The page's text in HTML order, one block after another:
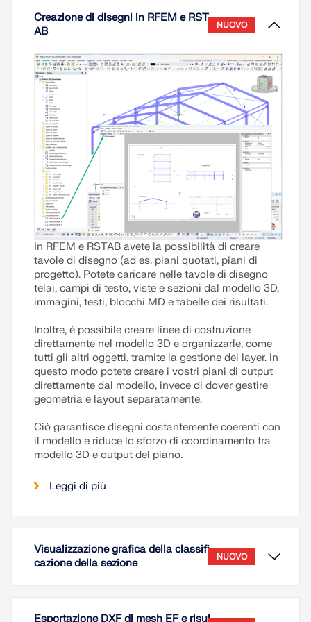
Creazione di disegni in RFEM e RST
AB
NUOVO
In RFEM e RSTAB avete la possibilità di creare
tavole di disegno (ad es. piani quotati, piani di
progetto). Potete caricare nelle tavole di disegno
telai, campi di testo, viste e sezioni dal modello 3D,
immagini, testi, blocchi MD e tabelle dei risultati.
Inoltre, è possibile creare linee di costruzione
direttamente nel modello 3D e organizzarle, come
tutti gli altri oggetti, tramite la gestione dei layer. In
questo modo potete creare i vostri piani di output
direttamente dal modello, invece di dover gestire
geometria e layout separatamente.
Ciò garantisce disegni costantemente coerenti con
il modello e riduce lo sforzo di coordinamento tra
modello 3D e output del piano.
Leggi di più
Visualizzazione grafica della classifi
cazione della sezione
NUOVO
Esportazione DXF di mesh EF e risul